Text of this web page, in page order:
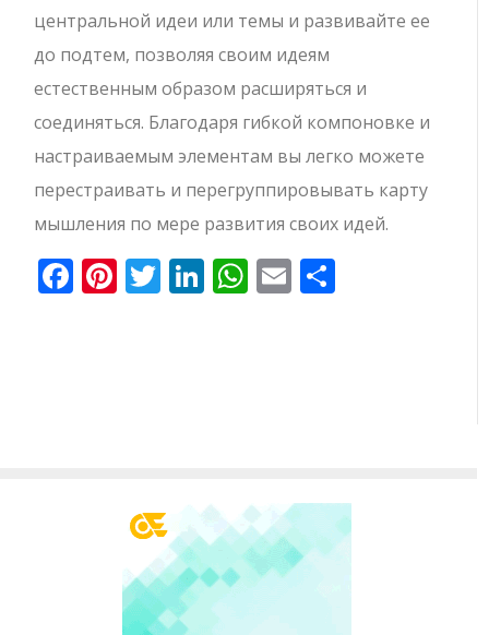
центральной идеи или темы и развивайте ее
до подтем, позволяя своим идеям
естественным образом расширяться и
соединяться. Благодаря гибкой компоновке и
настраиваемым элементам вы легко можете
перестраивать и перегруппировывать карту
мышления по мере развития своих идей.
Facebook
Pinterest
Twitter
LinkedIn
WhatsApp
Email